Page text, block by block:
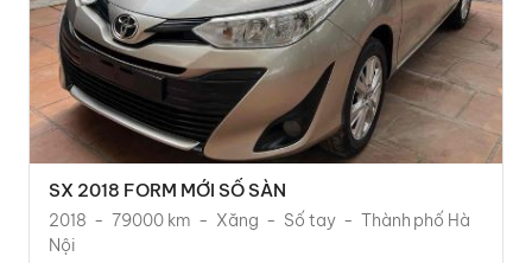
SX 2018 FORM MỚI SỐ SÀN
2018 79000 km Xăng Số tay
Thành phố Hà
Nội